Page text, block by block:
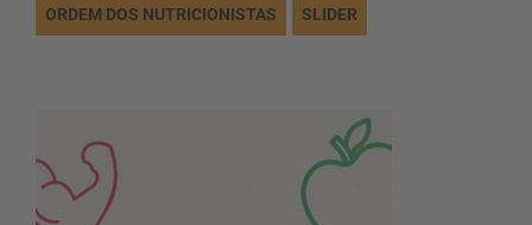
ORDEM DOS NUTRICIONISTAS SLIDER